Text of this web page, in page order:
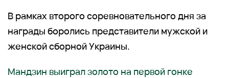
В рамках второго соревновательного дня за
награды боролись представители мужской и
женской сборной Украины.
Мандзин выиграл золото на первой гонке